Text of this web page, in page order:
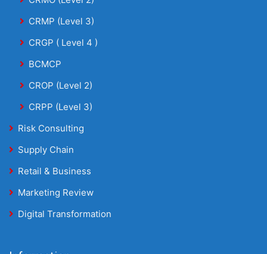
CRMP (Level 3)
CRGP ( Level 4 )
BCMCP
CROP (Level 2)
CRPP (Level 3)
Risk Consulting
Supply Chain
Retail & Business
Marketing Review
Digital Transformation